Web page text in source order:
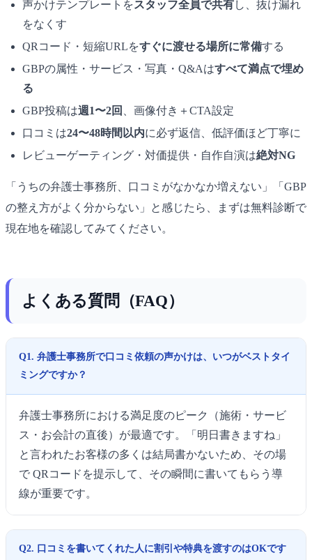
声かけテンプレートをスタッフ全員で共有し、抜け漏れ
をなくす
QRコード・短縮URLをすぐに渡せる場所に常備する
GBPの属性・サービス・写真・Q&Aはすべて満点で埋め
る
GBP投稿は週1〜2回
、画像付き＋CTA設定
口コミは24〜48時間以内に必ず返信、低評価ほど丁寧に
レビューゲーティング・対価提供・自作自演は絶対NG
「うちの弁護士事務所、口コミがなかなか増えない」「GBP
の整え方がよく分からない」と感じたら、まずは無料診断で
現在地を確認してみてください。
よくある質問（FAQ）
Q1. 弁護士事務所で口コミ依頼の声かけは、いつがベストタイ
ミングですか？
弁護士事務所における満足度のピーク（施術・サービ
ス・お会計の直後）が最適です。「明日書きますね」
と言われたお客様の多くは結局書かないため、その場
で QRコードを提示して、その瞬間に書いてもらう導
線が重要です。
Q2. 口コミを書いてくれた人に割引や特典を渡すのはOKです